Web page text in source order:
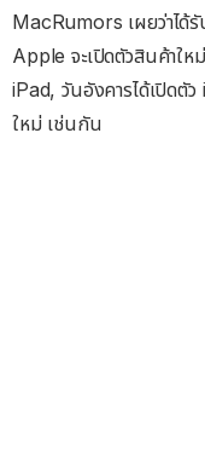
MacRumors เผยว่าได้
Apple จะเปิดตัวสินค้าให
iPad, วันอังคารได้เปิดตั
ใหม่ เช่นกัน